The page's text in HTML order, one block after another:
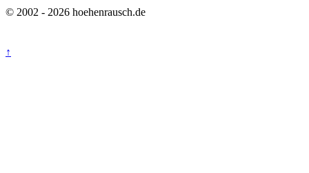
© 2002 - 2026 hoehenrausch.de
↑